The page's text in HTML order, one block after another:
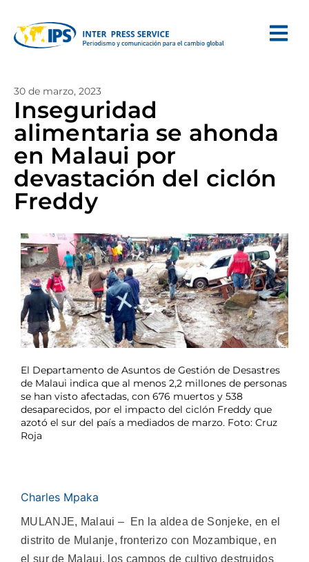
30 de marzo, 2023
Inseguridad
alimentaria se ahonda
en Malaui por
devastación del ciclón
Freddy
El Departamento de Asuntos de Gestión de Desastres
de Malaui indica que al menos 2,2 millones de personas
se han visto afectadas, con 676 muertos y 538
desaparecidos, por el impacto del ciclón Freddy que
azotó el sur del país a mediados de marzo. Foto: Cruz
Roja
Charles Mpaka
MULANJE, Malaui – En la aldea de Sonjeke, en el
distrito de Mulanje, fronterizo con Mozambique, en
el sur de Malaui, los campos de cultivo destruidos